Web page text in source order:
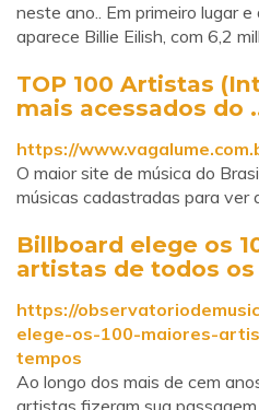
neste ano.. Em primeiro lugar
aparece Billie Eilish, com 6,2
TOP 100 Artistas
mais acessados do
https://
O maior site de música do
músicas cadastradas para ver
Billboard elege os
artistas de todos
https://
elege-os-100-maiores-
tempos
Ao longo dos mais de cem
artistas fizeram sua